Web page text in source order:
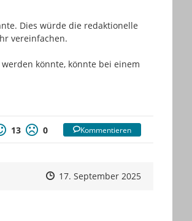
Dies würde die redaktionelle
vereinfachen.
könnte, könnte bei einem
13 0 Kommentieren
Zeitpunkt des Erstellens
Zeitpunkt des Erstellens
17. September 2025Zur